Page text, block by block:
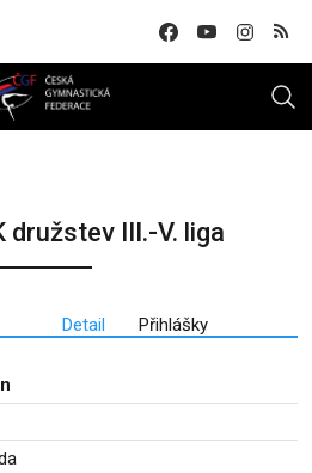
družstev III.-V. liga
Detail Přihlášky